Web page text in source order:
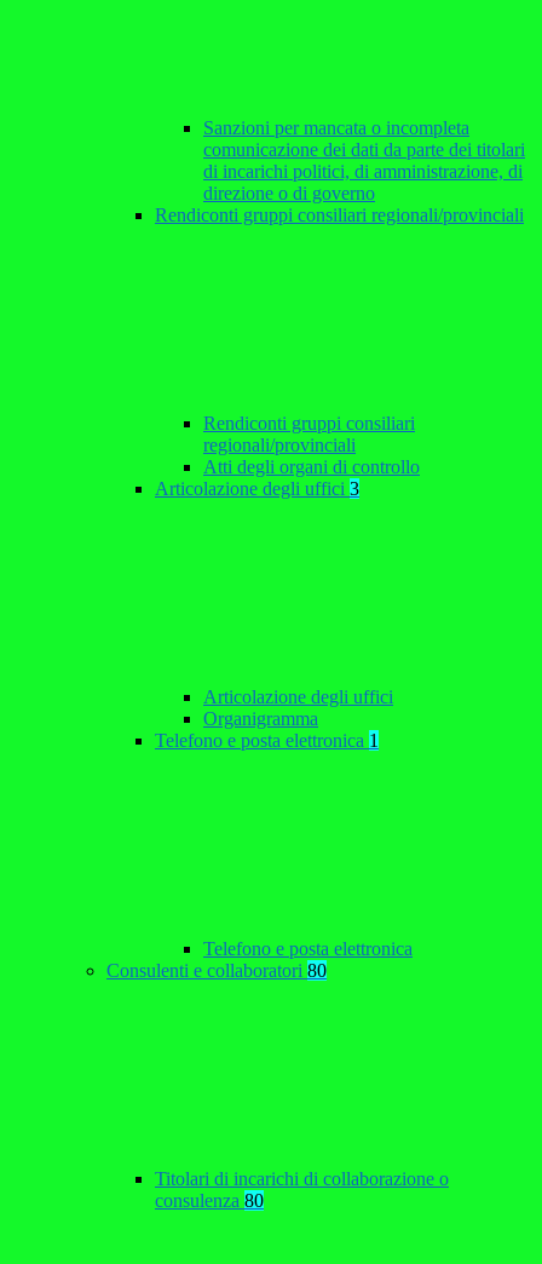
Sanzioni per mancata o incompleta
comunicazione dei dati da parte dei titolari
di incarichi politici, di amministrazione, di
direzione o di governo
Rendiconti gruppi consiliari regionali/provinciali
Rendiconti gruppi consiliari
regionali/provinciali
Atti degli organi di controllo
Articolazione degli uffici 3
Articolazione degli uffici
Organigramma
Telefono e posta elettronica 1
Telefono e posta elettronica
Consulenti e collaboratori 80
Titolari di incarichi di collaborazione o
consulenza 80